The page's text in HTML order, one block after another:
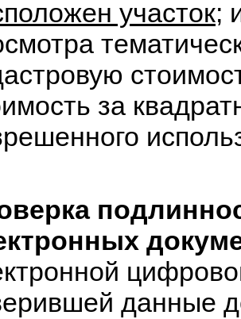
участок;
за
данные